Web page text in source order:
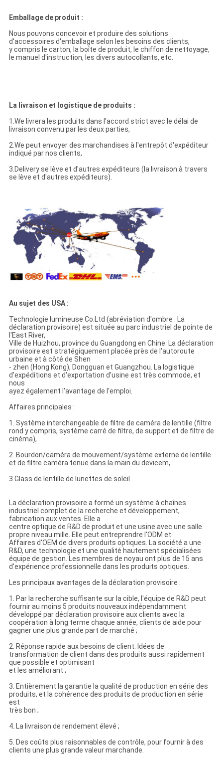
Emballage de produit :
Nous pouvons concevoir et produire des solutions
d'accessoires d'emballage selon les besoins des clients,
y compris le carton, la boîte de produit, le chiffon de nettoyage,
le manuel d'instruction, les divers autocollants, etc.
La livraison et logistique de produits :
1.We livrera les produits dans l'accord strict avec le délai de
livraison convenu par les deux parties,
2.We peut envoyer des marchandises à l'entrepôt d'expéditeur
indiqué par nos clients,
3.Delivery se lève et d'autres expéditeurs (la livraison à travers
se lève et d'autres expéditeurs).
Au sujet des USA :
Technologie lumineuse Co.Ltd (abréviation d'ombre : La
déclaration provisoire) est située au parc industriel de pointe de
l'East River,
Ville de Huizhou, province du Guangdong en Chine. La déclaration
provisoire est stratégiquement placée près de l'autoroute
urbaine et à côté de Shen
- zhen (Hong Kong), Dongguan et Guangzhou. La logistique
d'expéditions et d'exportation d'usine est très commode, et
nous
ayez également l'avantage de l'emploi.
Affaires principales :
1. Système interchangeable de filtre de caméra de lentille (filtre
rond y compris, système carré de filtre, de support et de filtre de
cinéma),
2. Bourdon/caméra de mouvement/système externe de lentille
et de filtre caméra tenue dans la main du devicem,
3.Glass de lentille de lunettes de soleil
La déclaration provisoire a formé un système à chaînes
industriel complet de la recherche et développement,
fabrication aux ventes. Elle a
centre optique de R&D de produit et une usine avec une salle
propre niveau mille. Elle peut entreprendre l'ODM et
Affaires d'OEM de divers produits optiques. La société a une
R&D, une technologie et une qualité hautement spécialisées
équipe de gestion. Les membres de noyau ont plus de 15 ans
d'expérience professionnelle dans les produits optiques.
Les principaux avantages de la déclaration provisoire :
1. Par la recherche suffisante sur la cible, l'équipe de R&D peut
fournir au moins 5 produits nouveaux indépendamment
développé par déclaration provisoire aux clients avec la
coopération à long terme chaque année, clients de aide pour
gagner une plus grande part de marché ;
2. Réponse rapide aux besoins de client. Idées de
transformation de client dans des produits aussi rapidement
que possible et optimisant
et les améliorant ;
3. Entièrement la garantie la qualité de production en série des
produits, et la cohérence des produits de production en série
est
très bon ;
4. La livraison de rendement élevé ;
5. Des coûts plus raisonnables de contrôle, pour fournir à des
clients une plus grande valeur marchande.